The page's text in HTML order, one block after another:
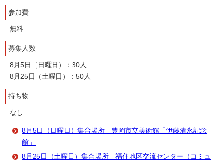
参加費
無料
募集人数
8月5日（日曜日）：30人
8月25日（土曜日）：50人
持ち物
なし
8月5日（日曜日）集合場所 豊岡市立美術館「伊藤清永記念
館」
8月25日（土曜日）集合場所 福住地区交流センター（コミュ